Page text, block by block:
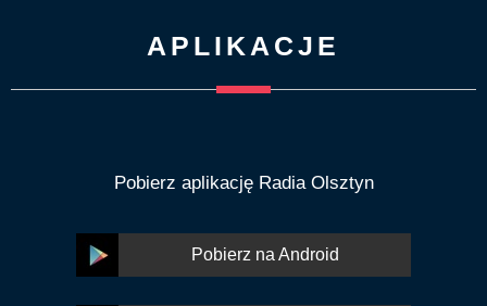
APLIKACJE
Pobierz aplikację Radia Olsztyn
Pobierz na Android